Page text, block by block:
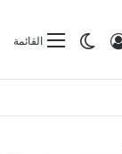
القائمةالوضع
تسجيل الدخول